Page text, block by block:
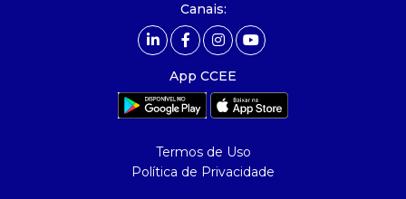
Canais:
App CCEE
Termos de Uso
Política de Privacidade